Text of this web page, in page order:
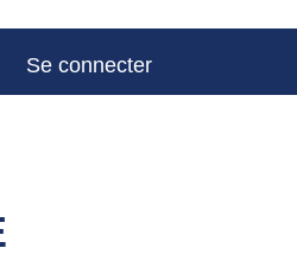
Se connecter